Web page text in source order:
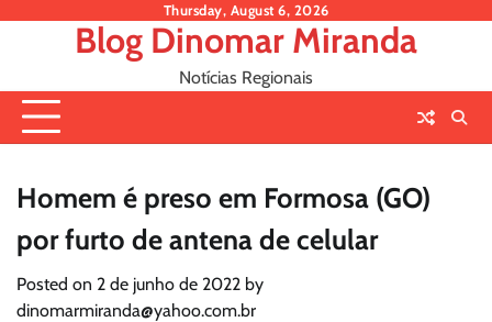
Thursday, August 6, 2026
Blog Dinomar Miranda
Notícias Regionais
Homem é preso em Formosa (GO)
por furto de antena de celular
Posted on 2 de junho de 2022 by
dinomarmiranda@yahoo.com.br